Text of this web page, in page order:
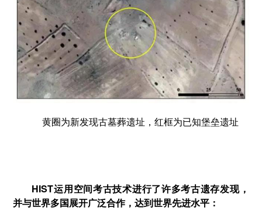
黄圈为新发现古墓葬遗址，红框为已知堡垒遗址
HIST运用空间考古技术进行了许多考古遗存发现，
并与世界多国展开广泛合作，达到世界先进水平：